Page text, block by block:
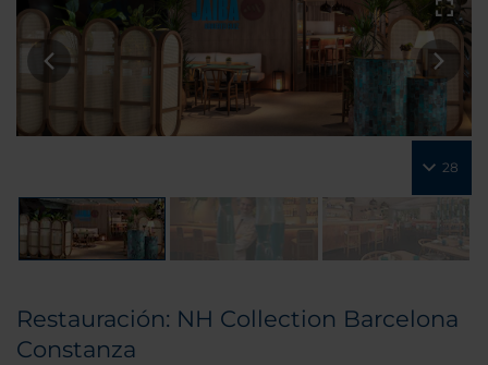
28
Restauración: NH Collection Barcelona
Constanza